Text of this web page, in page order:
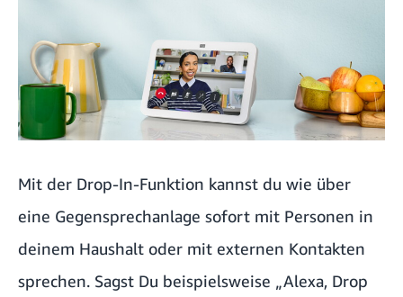
Mit der Drop-In-Funktion kannst du wie über
eine Gegensprechanlage sofort mit Personen in
deinem Haushalt oder mit externen Kontakten
sprechen. Sagst Du beispielsweise „Alexa, Drop